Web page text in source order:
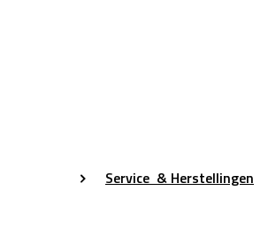
Service & Herstellingen